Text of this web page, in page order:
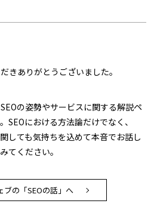
きありがとうございました。
の姿勢やサービスに関する解説ペ
SEOにおける方法論だけでなく、
しても気持ちを込めて本音でお話し
てください。
ブの「SEOの話」へ